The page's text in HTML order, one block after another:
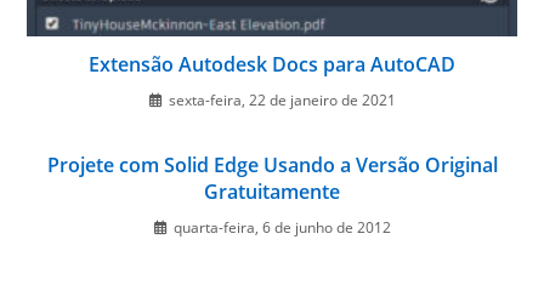
Extensão Autodesk Docs para AutoCAD
sexta-feira, 22 de janeiro de 2021
Projete com Solid Edge Usando a Versão Original
Gratuitamente
quarta-feira, 6 de junho de 2012